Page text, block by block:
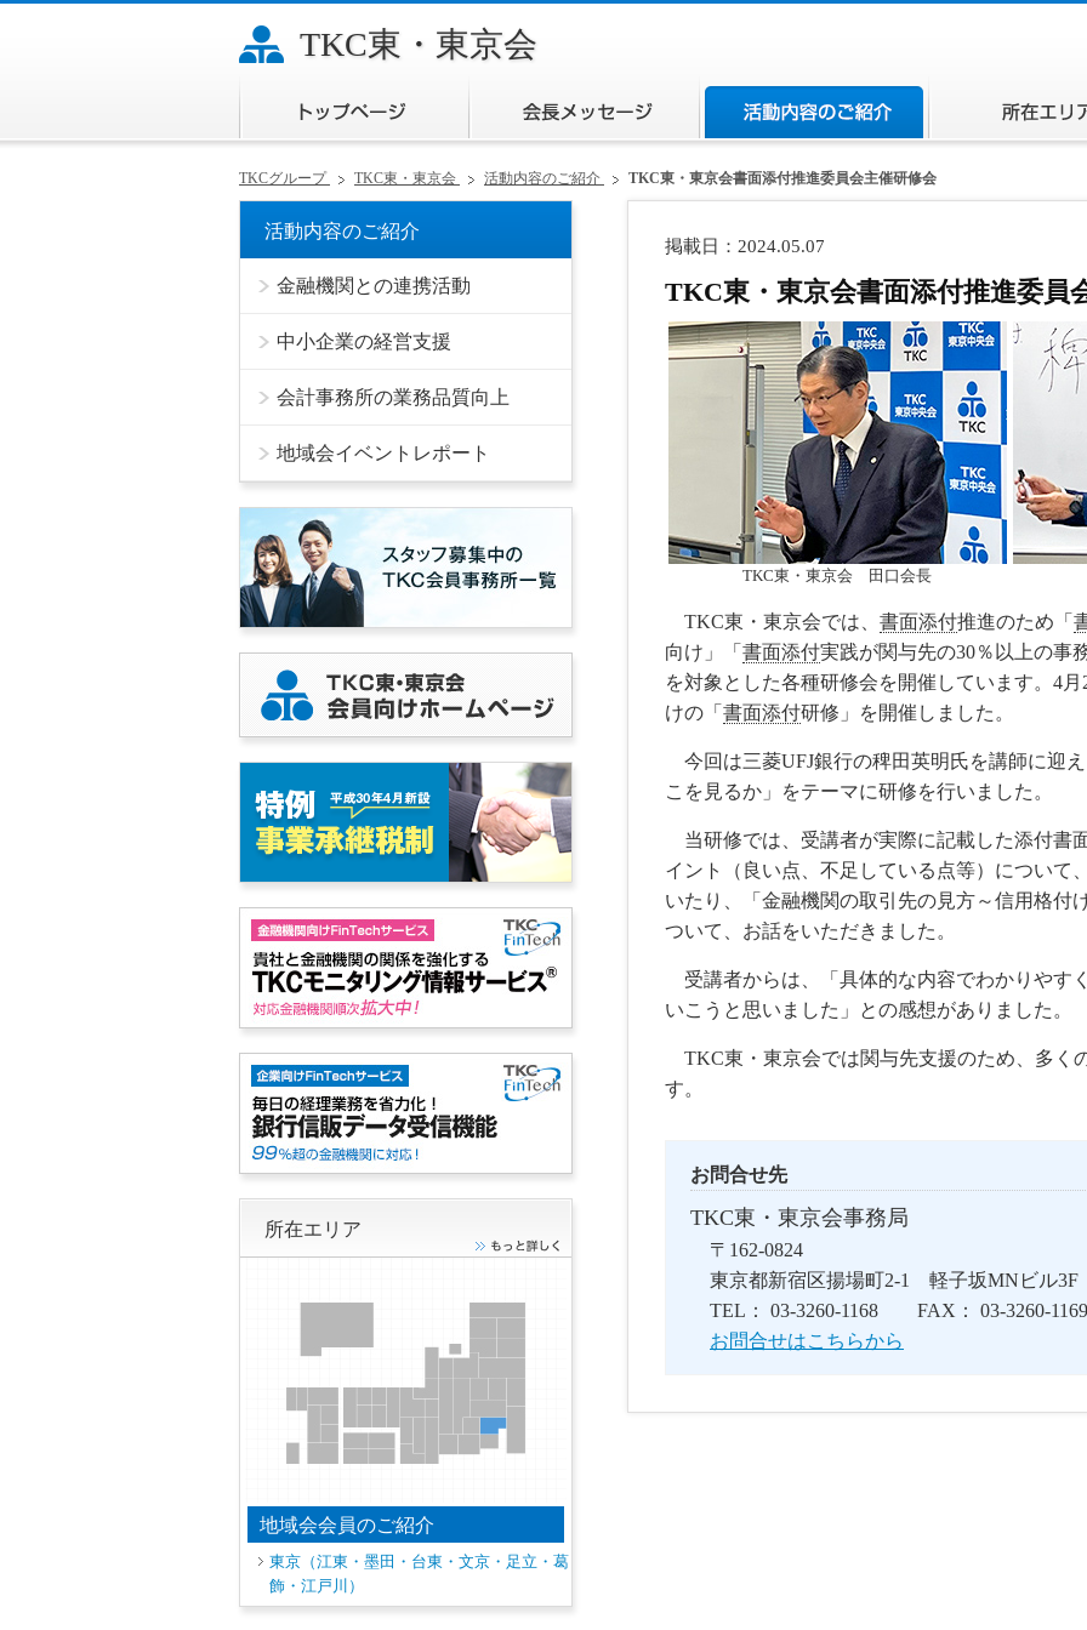
TKC東・東京会
会長メッセージ
TKCグループ TKC東・東京会 活動内容のご紹介 TKC東・東京会書面添付推進委員会主催研修会
掲載日：2024.05.07
TKC東・東京会書面添付推進委員
TKC東・東京会 田口会長
TKC東・東京会では、 書面添付推進のため「
向け」「 書面添付実践が関与先の30％以上の事
を対象とした各種研修会を開催しています。4
けの「 書面添付研修」を開催しました。
今回は三菱UFJ銀行の稗田英明氏を講師に迎
こを見るか」をテーマに研修を行いました。
当研修では、受講者が実際に記載した添付書
イント（良い点、不足している点等）について
いたり、「金融機関の取引先の見方～信用格付
ついて、お話をいただきました。
受講者からは、「具体的な内容でわかりやす
いこうと思いました」との感想がありました。
TKC東・東京会では関与先支援のため、多く
す。
お問合せ先
TKC東・東京会事務局
〒162-0824
東京都新宿区揚場町2-1 軽子坂MNビル3F
TEL： 03-3260-1168 FAX： 03-3260-1169
お問合せはこちらから
活動内容のご紹介
金融機関との連携活動
中小企業の経営支援
会計事務所の業務品質向上
地域会イベントレポート
所在エリア
地域会会員のご紹介
東京（江東・墨田・台東・文京・足立・葛
飾・江戸川）